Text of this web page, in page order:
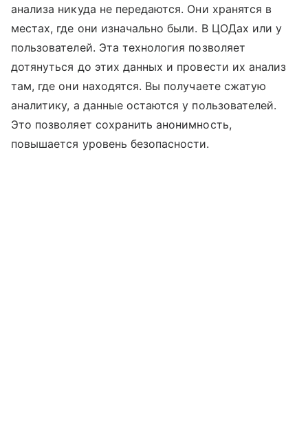
анализа никуда не передаются. Они хранятся в
местах, где они изначально были. В ЦОДах или у
пользователей. Эта технология позволяет
дотянуться до этих данных и провести их анализ
там, где они находятся. Вы получаете сжатую
аналитику, а данные остаются у пользователей.
Это позволяет сохранить анонимность,
повышается уровень безопасности.